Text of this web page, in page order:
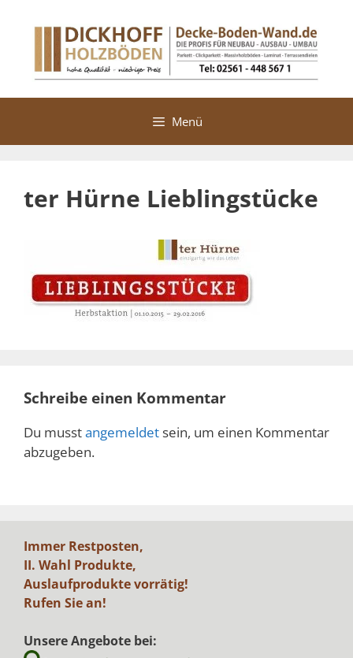
Menü
ter Hürne Lieblingstücke
Schreibe einen Kommentar
Du musstangemeldet sein, um einen Kommentar
abzugeben.
Immer Restposten,
II. Wahl Produkte,
Auslaufprodukte vorrätig!
Rufen Sie an!
Unsere Angebote bei: